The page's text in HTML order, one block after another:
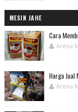
MESIN JAHE
Cara
Arena
Harga Jual
Arena